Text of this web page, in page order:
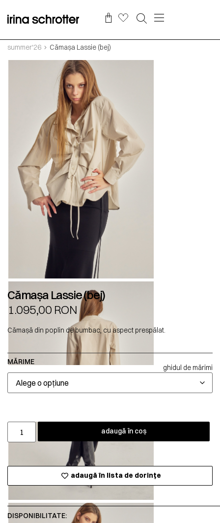
summer‘26 Cămașa Lassie (bej)
Cămașa Lassie (bej)
1.095,00 RON
Cămașă din poplin de bumbac, cu aspect prespălat.
MĂRIME
ghidul de mărimi
adaugă în coș
adaugă în lista de dorințe
DISPONIBILITATE: